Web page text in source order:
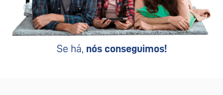
Se há, nós conseguimos!